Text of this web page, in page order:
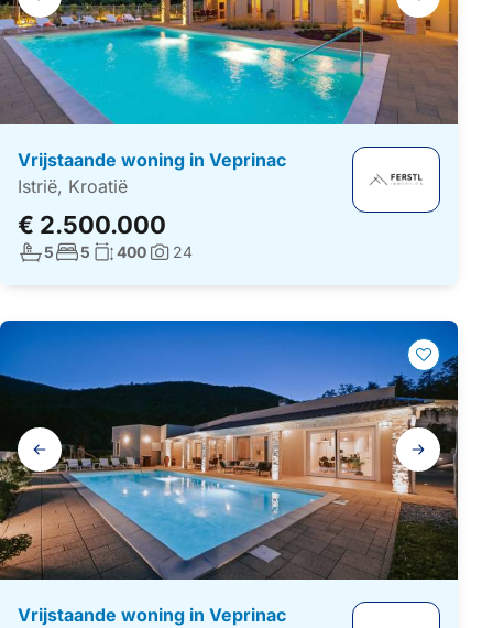
navigatie
Vrijstaande woning in Veprinac
Istrië, Kroatië
€ 2.500.000
Aantal badkamers:
5Aantal slaapkamers:
5 Woonoppervlakte:
400Foto's:
24
Galerij
navigatie
Vrijstaande woning in Veprinac